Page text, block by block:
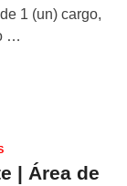
1 (un) cargo,
…
| Área de